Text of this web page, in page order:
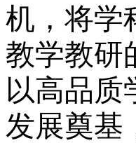
机，将学
教学教研
以高品质
发展奠基